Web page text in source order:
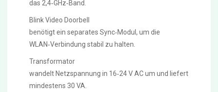
das 2,4‑GHz‑Band.
Blink Video Doorbell
benötigt ein separates Sync‑Modul, um die
WLAN‑Verbindung stabil zu halten.
Transformator
wandelt Netzspannung in 16‑24 V AC um und liefert
mindestens 30 VA.